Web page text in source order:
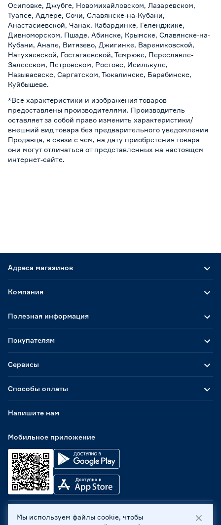
Осиповке, Джубге, Новомихайловском, Лазаревском,
Туапсе, Адлере, Сочи, Славянске-на-Кубани,
Анастасиевской, Чанах, Кабардинке, Геленджике,
Дивноморском, Пшаде, Абинске, Крымске, Славянске-на-
Кубани, Анапе, Витязево, Джигинке, Варениковской,
Натухаевской, Гостагаевской, Темрюке, Переславле-
Залесском, Петровском, Ростове, Исилькуле,
Называевске, Саргатском, Тюкалинске, Барабинске,
Куйбышеве.
*Все характеристики и изображения товаров
предоставлены производителями. Производитель
оставляет за собой право изменить характеристики/
внешний вид товара без предварительного уведомления
Продавца, в связи с чем, на дату приобретения товара
они могут отличаться от представленных на настоящем
интернет-сайте.
Адреса магазинов
Способы оплаты
Мобильное приложение
Компания
Полезная информация
Покупателям
Сервисы
Напишите нам
ООО «Бауцентр Рус» 2004 -2026, 236029, г. Калининград,
Мы используем файлы cookie, чтобы